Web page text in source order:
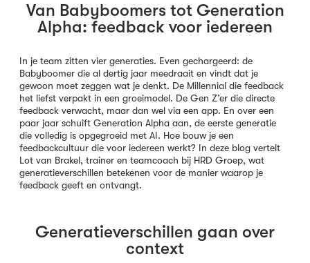
Van Babyboomers tot Generation
Alpha: feedback voor iedereen
In je team zitten vier generaties. Even gechargeerd: de
Babyboomer die al dertig jaar meedraait en vindt dat je
gewoon moet zeggen wat je denkt. De Millennial die feedback
het liefst verpakt in een groeimodel. De Gen Z’er die directe
feedback verwacht, maar dan wel via een app. En over een
paar jaar schuift Generation Alpha aan, de eerste generatie
die volledig is opgegroeid met AI. Hoe bouw je een
feedbackcultuur die voor iedereen werkt? In deze blog vertelt
Lot van Brakel, trainer en teamcoach bij HRD Groep, wat
generatieverschillen betekenen voor de manier waarop je
feedback geeft en ontvangt.
Generatieverschillen gaan over
context